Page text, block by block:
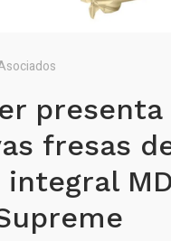
presenta
fresas